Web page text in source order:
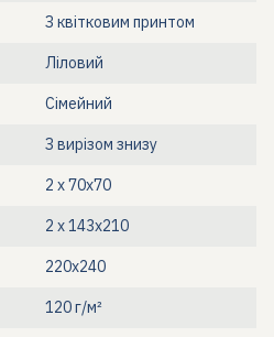
З квітковим принтом
Ліловий
Сімейний
З вирізом знизу
2 х 70х70
2 х 143х210
220х240
120 г/м²